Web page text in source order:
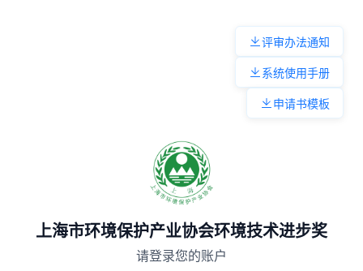
评审办法通知
系统使用手册
申请书模板
上海市环境保护产业协会环境技术进步奖
请登录您的账户